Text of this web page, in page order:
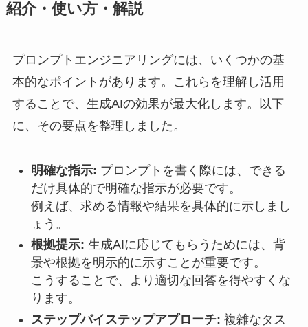
紹介・使い方・解説
プロンプトエンジニアリングには、いくつかの基
本的なポイントがあります。これらを理解し活用
することで、生成AIの効果が最大化します。以下
に、その要点を整理しました。
明確な指示: プロンプトを書く際には、できる
だけ具体的で明確な指示が必要です。
例えば、求める情報や結果を具体的に示しまし
ょう。
根拠提示: 生成AIに応じてもらうためには、背
景や根拠を明示的に示すことが重要です。
こうすることで、より適切な回答を得やすくな
ります。
ステップバイステップアプローチ: 複雑なタス